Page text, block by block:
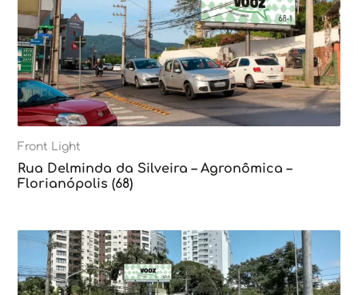
Front Light
Rua Delminda da Silveira – Agronômica –
Florianópolis (68)